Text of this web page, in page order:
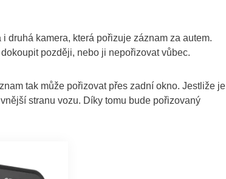
druhá kamera, která pořizuje záznam za autem.
později, nebo ji nepořizovat vůbec.
tak může pořizovat přes zadní okno. Jestliže je
stranu vozu. Díky tomu bude pořizovaný